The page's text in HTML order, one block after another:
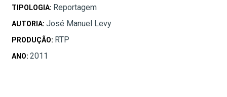
TIPOLOGIA: Reportagem
AUTORIA: José Manuel Levy
PRODUÇÃO: RTP
ANO: 2011